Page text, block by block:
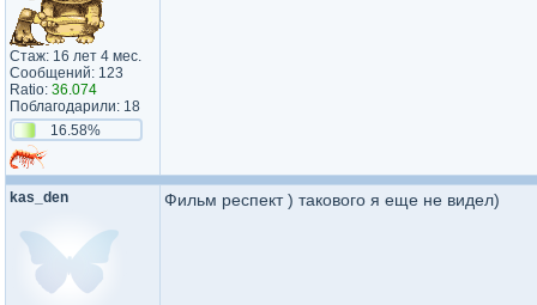
Стаж: 16 лет 4 мес.
Сообщений: 123
Ratio: 36.074
Поблагодарили: 18
16.58%
kas_den Фильм респект ) такового я еще не видел)